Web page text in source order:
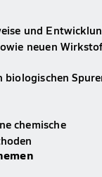
und
neuen
biologischen
chemische